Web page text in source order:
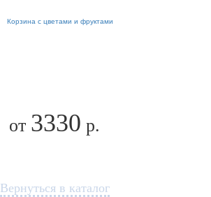
от 3330 р.
Вернуться в каталог